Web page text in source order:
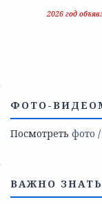
2026 год
ФОТО-
Посмотреть фото /
ВАЖНО ЗНАТЬ